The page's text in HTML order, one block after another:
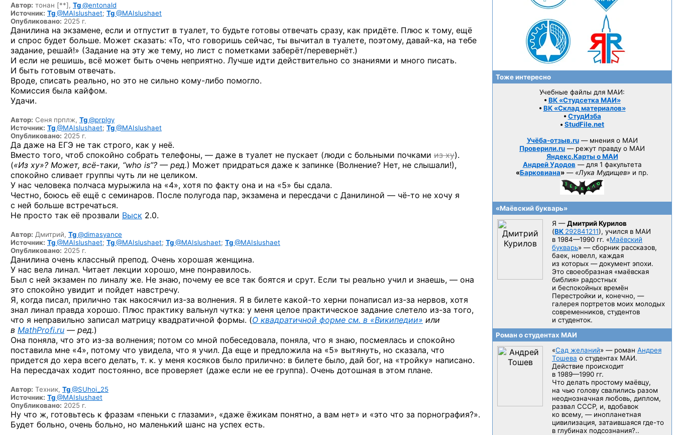
Автор: тонан [**], Tg@entonald
Источник: Tg@MAIslushaet; Tg@MAIslushaet
Опубликовано: 2025 г.
Данилина на экзамене, если и отпустит в туалет, то будьте готовы отвечать сразу, как придёте. Плюс к тому, ещё
и спрос будет больше. Может сказать: «То, что говоришь сейчас, ты вычитал в туалете, поэтому, давай-ка, на тебе
задание, решай!» (Задание на эту же тему, но лист с пометками заберёт/перевернёт.)
И если не решишь, всё может быть очень неприятно. Лучше идти действительно со знаниями и много писать.
И быть готовым отвечать.
Вроде, списать реально, но это не сильно кому-либо помогло.
Комиссия была кайфом.
Удачи.
Автор: Сеня прплж, Tg@prplgy
Источник: Tg@MAIslushaet; Tg@MAIslushaet
Опубликовано: 2025 г.
Да даже на ЕГЭ не так строго, как у неё.
Вместо того, чтоб спокойно собрать телефоны, — даже в туалет не пускает (люди с больными почками из ху).
(«Из ху»? Может, всё-таки, “who is”? — ред.) Может придраться даже к запинке (Волнение? Нет, не слышали!),
спокойно сливает группы чуть ли не целиком.
У нас человека полчаса мурыжила на «4», хотя по факту она и на «5» бы сдала.
Честно, боюсь её ещё с семинаров. После полугода пар, экзамена и пересдачи с Данилиной — чё-то не хочу я
с ней больше встречаться.
Не просто так её прозвали Выск 2.0.
Автор: Дмитрий, Tg@dimasyance
Источник: Tg@MAIslushaet; Tg@MAIslushaet; Tg@MAIslushaet; Tg@MAIslushaet
Опубликовано: 2025 г.
Данилина очень классный препод. Очень хорошая женщина.
У нас вела линал. Читает лекции хорошо, мне понравилось.
Был с ней экзамен по линалу же. Не знаю, почему ее все так боятся и срут. Если ты реально учил и знаешь, — она
это спокойно увидит и пойдет навстречу.
Я, когда писал, прилично так накосячил из-за волнения. Я в билете какой-то херни понаписал из-за нервов, хотя
знал линал правда хорошо. Плюс практику вальнул чутка: у меня целое практическое задание слетело из-за того,
что я неправильно записал матрицу квадратичной формы. (О квадратичной форме см. в «Википедии» или
в MathProfi.ru — ред.)
Она поняла, что это из-за волнения; потом со мной побеседовала, поняла, что я знаю, посмеялась и спокойно
поставила мне «4», потому что увидела, что я учил. Да еще и предложила на «5» вытянуть, но сказала, что
придется до хера всего делать, т. к. у меня косяков было прилично: в билете было, дай бог, на «тройку» написано.
На пересдачах ходит постоянно, все проверяет (даже если не ее группа). Очень дотошная в этом плане.
Автор: Техник, Tg@SUhoi_25
Источник: Tg@MAIslushaet
Опубликовано: 2025 г.
Ну что ж, готовьтесь к фразам «пеньки с глазами», «даже ёжикам понятно, а вам нет» и «это что за порнография?».
Будет больно, очень больно, но маленький шанс на успех есть.
Тоже интересно
Учебные файлы для МАИ:
• ВК «Студсетка МАИ»
• ВК «Склад материалов»
• СтудИзба
• StudFile.net
Учёба-отзыв.ru— мнения о МАИ
Проверили.ru — режут правду о МАИ
Яндекс.Карты о МАИ
Андрей Удодов — для 1 факультета
«Барковиана» — «Лука Мудищев» и пр.
«Маёвский букварь»
Я —Дмитрий Курилов
(ВК 292841211), учился в МАИ
в 1984—1990 гг. «Маёвский
букварь» — сборник рассказов,
баек, новелл, каждая
из которых — документ эпохи.
Это своеобразная «маёвская
библия» радостных
и беспокойных времён
Перестройки и, конечно, —
галерея портретов моих молодых
современников, студентов
и студенток.
Роман о студентах МАИ
«Сад желаний» — роман Андрея
Тошева о студентах МАИ.
Действие происходит
в 1989—1990 гг.
Что делать простому маёвцу,
на чью голову свалились разом
неоднозначная любовь, диплом,
развал CCCP, и, вдобавок
ко всему, — инопланетная
цивилизация, затаившаяся где-то
в глубинах подсознания?..